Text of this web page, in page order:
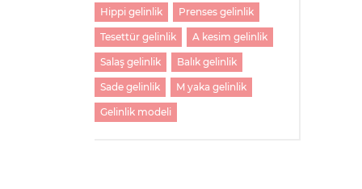
Hippi gelinlik Prenses gelinlik
Tesettür gelinlik A kesim gelinlik
Salaş gelinlik Balık gelinlik
Sade gelinlik M yaka gelinlik
Gelinlik modeli